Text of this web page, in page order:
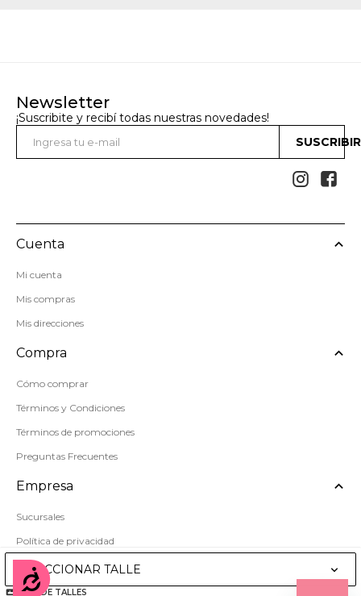
Accesibilidad
SELECCIONAR TALLE
GUÍA DE TALLES
Newsletter
¡Suscribite y recibí todas nuestras novedades!
 
Cuenta
Mi cuenta
Mis compras
Mis direcciones
Compra
Cómo comprar
Términos y Condiciones
Términos de promociones
Preguntas Frecuentes
Empresa
Sucursales
Política de privacidad
Mapa del sitio